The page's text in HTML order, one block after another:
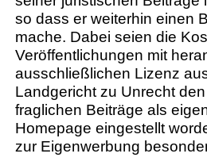
so dass er weiterhin einen
mache. Dabei seien die
Veröffentlichungen mit
ausschließlichen Lizenz
Landgericht zu Unrecht
fraglichen Beiträge als
Homepage eingestellt
zur Eigenwerbung